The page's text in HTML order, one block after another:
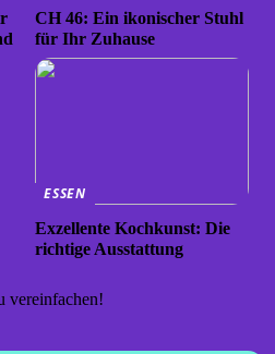
CH 46: Ein ikonischer Stuhl
für Ihr Zuhause
ESSEN
Exzellente Kochkunst: Die
richtige Ausstattung
vereinfachen!